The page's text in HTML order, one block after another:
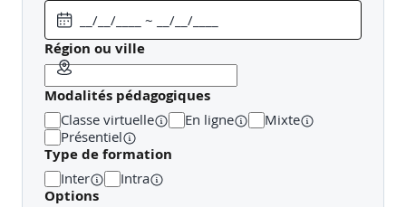
désaccord d’indemnisation, ton agressif,
etc.).Entraînement à la gestion émotionnelle et à l’écoute
active.Analyse collective des réponses, ajustements et
bonnes pratiques.Plan d’action et consolidation des
acquisRetour sur les mises en situation et les réactions
adoptées.Identification des ressources disponibles dans
l’agence (outils, procédures, posture).Rédaction d’un plan
personnel de gestion des appels sensibles.
Région ou ville
Modalités pédagogiques
Classe virtuelle En ligne
Mixte
Présentiel
Type de formation
Inter Intra
Options